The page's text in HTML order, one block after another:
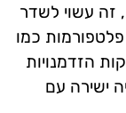
זה עשוי לשדר
כמו
הזדמנויות
ישירה עם